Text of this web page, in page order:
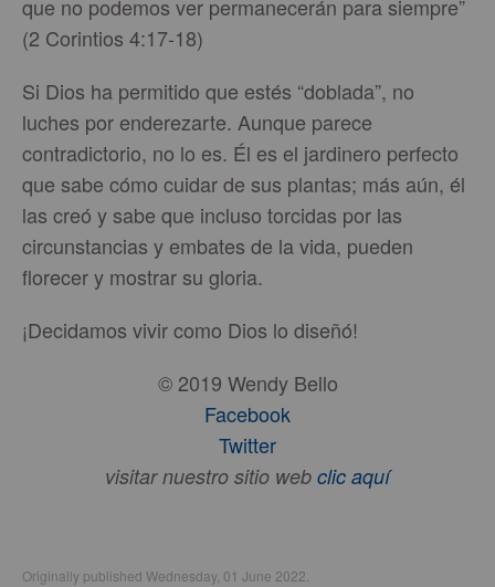
que no podemos ver permanecerán para siempre”
(2 Corintios 4:17-18)
Si Dios ha permitido que estés “doblada”, no
luches por enderezarte. Aunque parece
contradictorio, no lo es. Él es el jardinero perfecto
que sabe cómo cuidar de sus plantas; más aún, él
las creó y sabe que incluso torcidas por las
circunstancias y embates de la vida, pueden
florecer y mostrar su gloria.
¡Decidamos vivir como Dios lo diseñó!
© 2019 Wendy Bello
Facebook
Twitter
visitar nuestro sitio web clic aquí
Originally published Wednesday, 01 June 2022.